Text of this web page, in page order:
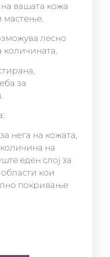
вашата кожа
мастење.
лесно
за
нега на кожата,
на
еден слој за
кои
покривање